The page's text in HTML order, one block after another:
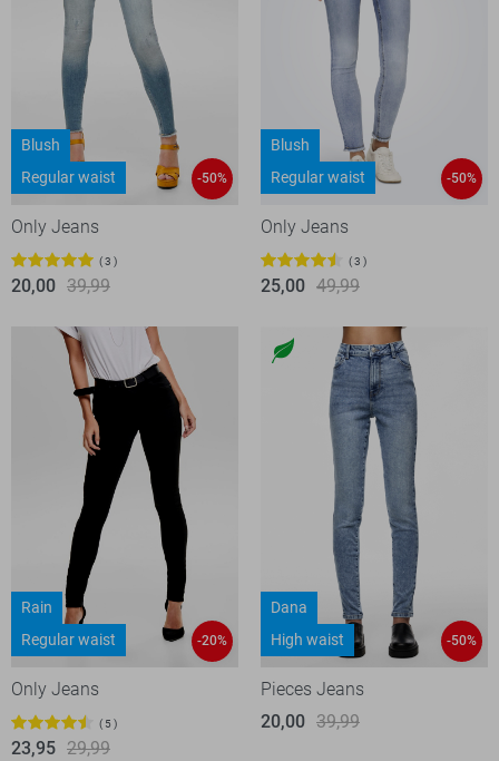
Blush
Regular waist
-50%
Only Jeans
3
20,00 39,99
Blush
Regular waist
-50%
Only Jeans
3
25,00 49,99
Rain
Regular waist
-20%
Only Jeans
5
23,95 29,99
Dana
High waist
-50%
Pieces Jeans
20,00 39,99